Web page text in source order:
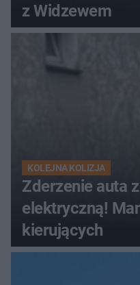
z Widzewem
KOLEJNA KOLIZJA
Zderzenie auta
elektryczną!
kierujących